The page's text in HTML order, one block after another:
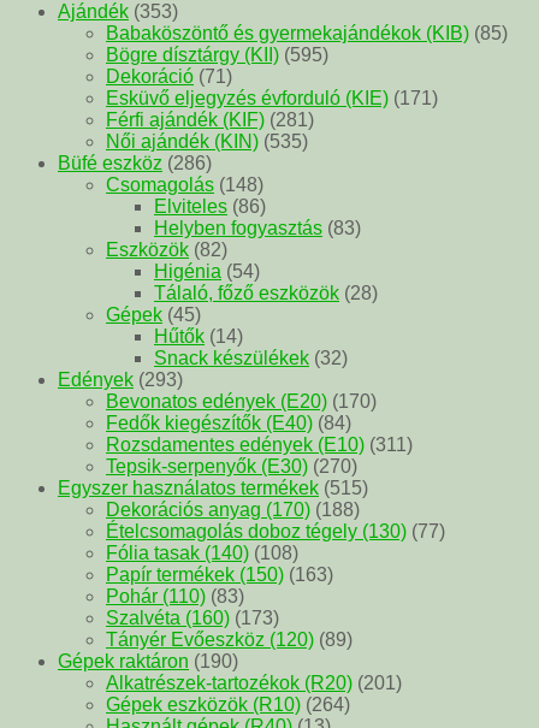
Ajándék (353)
Babaköszöntő és gyermekajándékok (KIB) (85)
Bögre dísztárgy (KII) (595)
Dekoráció (71)
Esküvő eljegyzés évforduló (KIE) (171)
Férfi ajándék (KIF) (281)
Női ajándék (KIN) (535)
Büfé eszköz (286)
Csomagolás (148)
Elviteles (86)
Helyben fogyasztás (83)
Eszközök (82)
Higénia (54)
Tálaló, főző eszközök (28)
Gépek (45)
Hűtők (14)
Snack készülékek (32)
Edények (293)
Bevonatos edények (E20) (170)
Fedők kiegészítők (E40) (84)
Rozsdamentes edények (E10) (311)
Tepsik-serpenyők (E30) (270)
Egyszer használatos termékek (515)
Dekorációs anyag (170) (188)
Ételcsomagolás doboz tégely (130) (77)
Fólia tasak (140) (108)
Papír termékek (150) (163)
Pohár (110) (83)
Szalvéta (160) (173)
Tányér Evőeszköz (120) (89)
Gépek raktáron (190)
Alkatrészek-tartozékok (R20) (201)
Gépek eszközök (R10) (264)